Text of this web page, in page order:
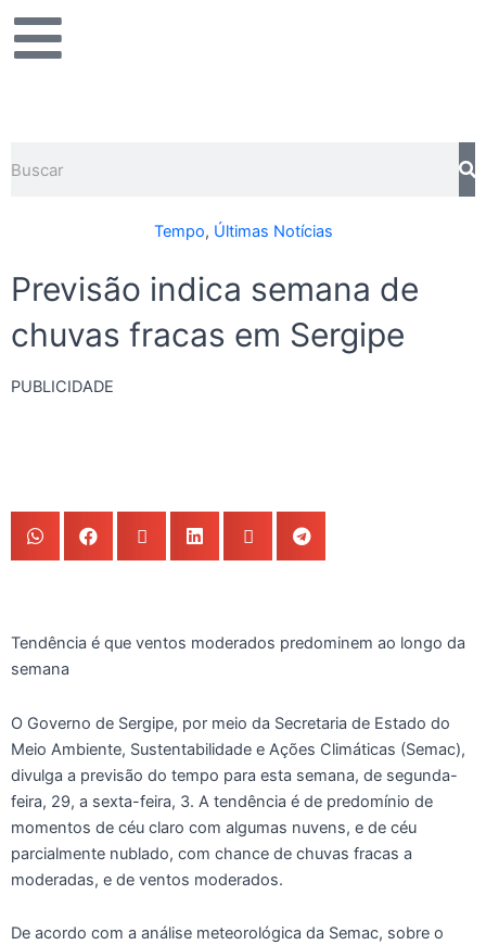
para
Tempo, Últimas Notícias
Previsão indica semana de
chuvas fracas em Sergipe
PUBLICIDADE
Tendência é que ventos moderados predominem ao longo da
semana
O Governo de Sergipe, por meio da Secretaria de Estado do
Meio Ambiente, Sustentabilidade e Ações Climáticas (Semac),
divulga a previsão do tempo para esta semana, de segunda-
feira, 29, a sexta-feira, 3. A tendência é de predomínio de
momentos de céu claro com algumas nuvens, e de céu
parcialmente nublado, com chance de chuvas fracas a
moderadas, e de ventos moderados.
De acordo com a análise meteorológica da Semac, sobre o